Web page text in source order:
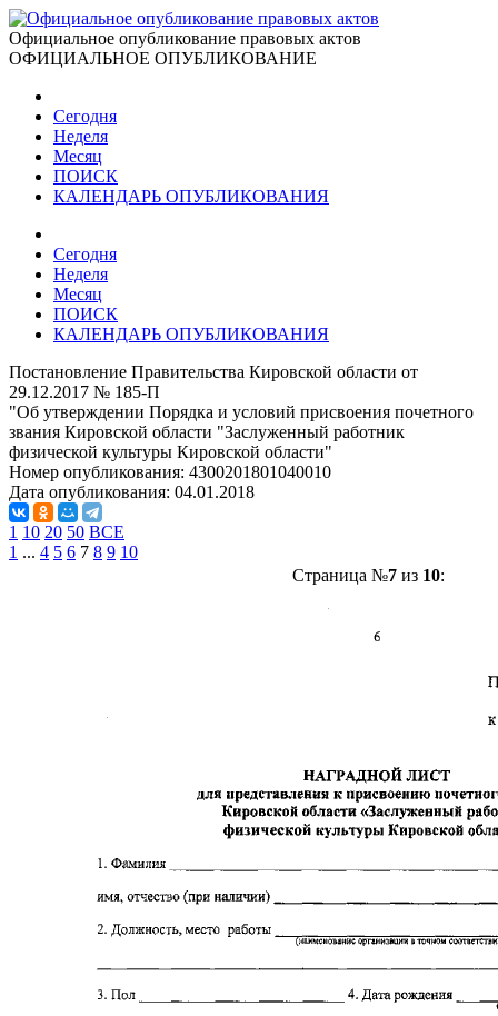
Официальное опубликование правовых актов
ОФИЦИАЛЬНОЕ ОПУБЛИКОВАНИЕ
Сегодня
Неделя
Месяц
ПОИСК
КАЛЕНДАРЬ ОПУБЛИКОВАНИЯ
Сегодня
Неделя
Месяц
ПОИСК
КАЛЕНДАРЬ ОПУБЛИКОВАНИЯ
Постановление Правительства Кировской области от
29.12.2017 № 185-П
"Об утверждении Порядка и условий присвоения почетного
звания Кировской области "Заслуженный работник
физической культуры Кировской области"
Номер опубликования: 4300201801040010
Дата опубликования: 04.01.2018
1 10 20 50 ВСЕ
1 ... 4 5 6 7 8 9 10
Страница №7из 10: